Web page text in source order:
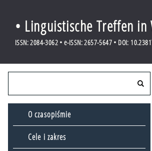
• Linguistische Treffen in
ISSN: 2084-3062 • e-ISSN: 2657-5647 • DOI:
O czasopiśmie
Cele i zakres